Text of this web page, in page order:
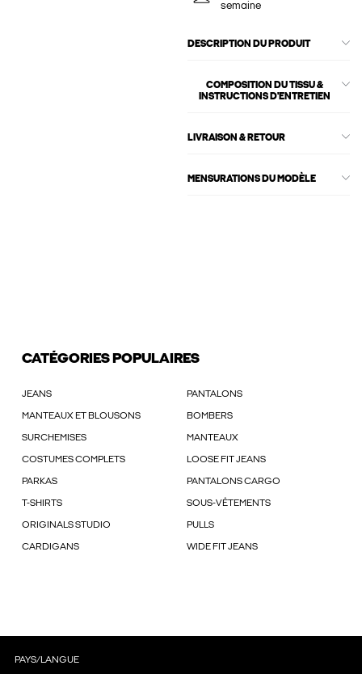
semaine
DESCRIPTION DU PRODUIT
COMPOSITION DU TISSU &
INSTRUCTIONS D'ENTRETIEN
LIVRAISON & RETOUR
MENSURATIONS DU MODÈLE
CATÉGORIES POPULAIRES
JEANS PANTALONS
MANTEAUX ET BLOUSONS BOMBERS
SURCHEMISES MANTEAUX
COSTUMES COMPLETS LOOSE FIT JEANS
PARKAS PANTALONS CARGO
T-SHIRTS SOUS-VÊTEMENTS
ORIGINALS STUDIO PULLS
CARDIGANS WIDE FIT JEANS
PAYS/LANGUE